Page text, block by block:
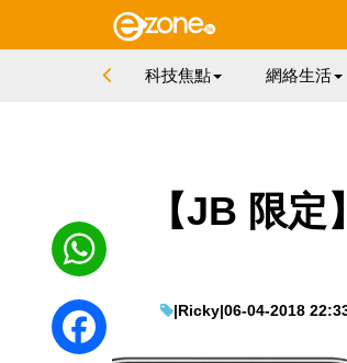
科技焦點 網絡生活
【JB 限
|Ricky|06-04-2018
WhatsApp